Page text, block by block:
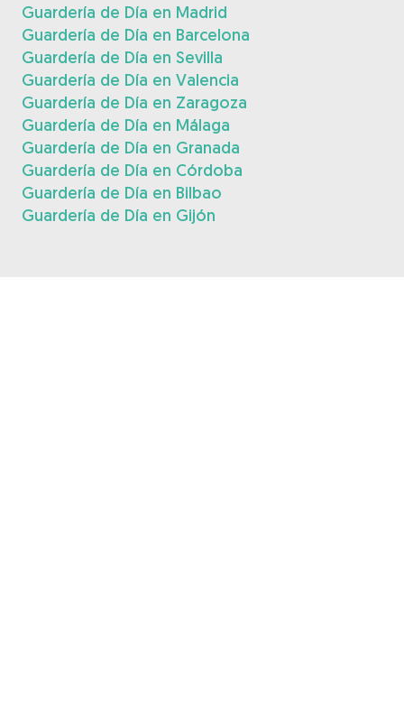
Guardería de Día en Madrid
Guardería de Día en Barcelona
Guardería de Día en Sevilla
Guardería de Día en Valencia
Guardería de Día en Zaragoza
Guardería de Día en Málaga
Guardería de Día en Granada
Guardería de Día en Córdoba
Guardería de Día en Bilbao
Guardería de Día en Gijón